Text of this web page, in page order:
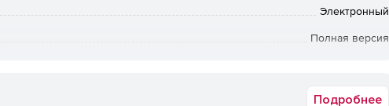
трафиков на основе интерфейсов и IP отделов.
VoIP-устройств и ПО.
Электронный
Полная версия
Подробнее